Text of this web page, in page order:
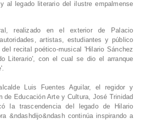
al legado literario del ilustre empalmense
realizado en el exterior de Palacio
artistas, estudiantes y público
recital poético-musical 'Hilario Sánchez
Literario', con el cual se dio el arranque
Luis Fuentes Aguilar, el regidor y
de Educación Arte y Cultura, José Trinidad
la trascendencia del legado de Hilario
&ndashdijo&ndash continúa inspirando a